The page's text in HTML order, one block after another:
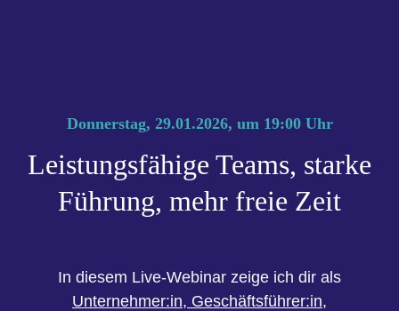
Donnerstag, 29.01.2026, um 19:00Uhr
Leistungsfähige Teams, starke
Führung, mehr freie Zeit
In diesem Live-Webinar zeige ich dir als
Unternehmer:in, Geschäftsführer:in,